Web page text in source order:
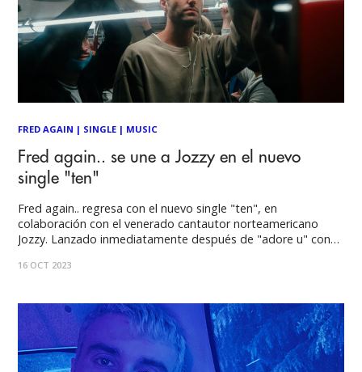
FRED AGAIN | SINGLE | MUSIC
Fred again.. se une a Jozzy en el nuevo
single "ten"
Fred again.. regresa con el nuevo single "ten", en
colaboración con el venerado cantautor norteamericano
Jozzy. Lanzado inmediatamente después de "adore u" con
charts de Reino Unido a la fecha "ten" lo muestra junto a
16 OCT 2023